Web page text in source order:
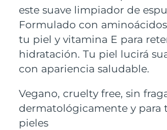
este suave limpiador de
Formulado con
tu piel y vitamina E para
hidratación. Tu piel lucirá
con apariencia saludable.
Vegano, cruelty free, sin
dermatológicamente y para
pieles